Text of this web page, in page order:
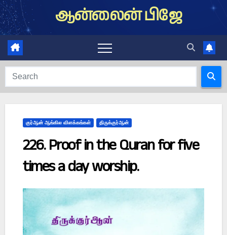
Skip
to
content
ஆன்லைன் பிஜே
குர்ஆன் ஆங்கில விளக்கங்கள் திருக்குர்ஆன்
226. Proof in the Quran for five
times a day worship.